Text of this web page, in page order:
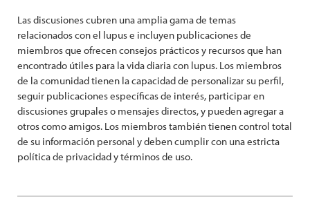
Las discusiones cubren una amplia gama de temas
relacionados con el lupus e incluyen publicaciones de
miembros que ofrecen consejos prácticos y recursos que han
encontrado útiles para la vida diaria con lupus. Los miembros
de la comunidad tienen la capacidad de personalizar su perfil,
seguir publicaciones específicas de interés, participar en
discusiones grupales o mensajes directos, y pueden agregar a
otros como amigos. Los miembros también tienen control total
de su información personal y deben cumplir con una estricta
política de privacidad y términos de uso.